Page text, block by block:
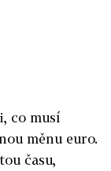
co musí
měnu euro.
času,